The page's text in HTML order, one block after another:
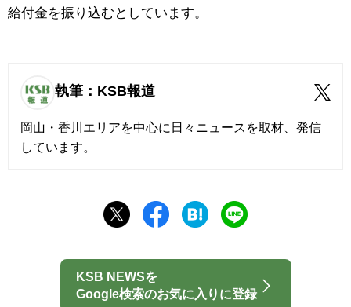
給付金を振り込むとしています。
執筆：KSB報道
岡山・香川エリアを中心に日々ニュースを取材、発信
しています。
KSB NEWSを
Google検索のお気に入りに登録